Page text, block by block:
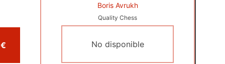
Comprar por 24,99 €
Boris Avrukh
Quality Chess
No disponible